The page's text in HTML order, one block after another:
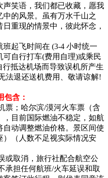
笑语，我们都已收藏，愿我
的风景。虽有万水千山之
重现的情景中，彼此怀念，
班起飞时间在 (3-4 小时统一
自行打车(费用自理)或乘民
抵达机场而导致误机所产生
法退还送机费用、敬请谅解!
包含：
票；哈尔滨/漠河火车票（含
目前国际燃油不稳定，如航
动调整燃油价格。景区间使
）（人数不足视实际情况安
或取消，旅行社配合航空公
承担任何航班/火车延误和取